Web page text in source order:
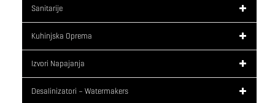
Sanitarije
Kuhinjska Oprema
Izvori Napajanja
Desalinizatori – Watermakers